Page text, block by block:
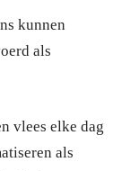
kunnen
als
vlees elke dag
als